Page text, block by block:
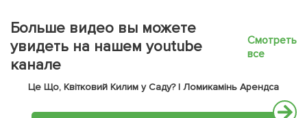
Больше видео вы можете
увидеть на нашем youtube
канале
Смотреть
все
Це Що, Квітковий Килим у Саду? | Ломикамінь Арендса